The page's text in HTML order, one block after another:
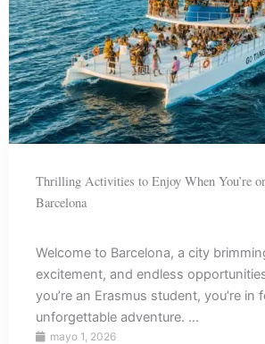
Thrilling Activities to Enjoy When You’re
Barcelona
Welcome to Barcelona, a city
excitement, and endless
you’re an Erasmus student, you’re in
unforgettable adventure. ...
mayo 1, 2026